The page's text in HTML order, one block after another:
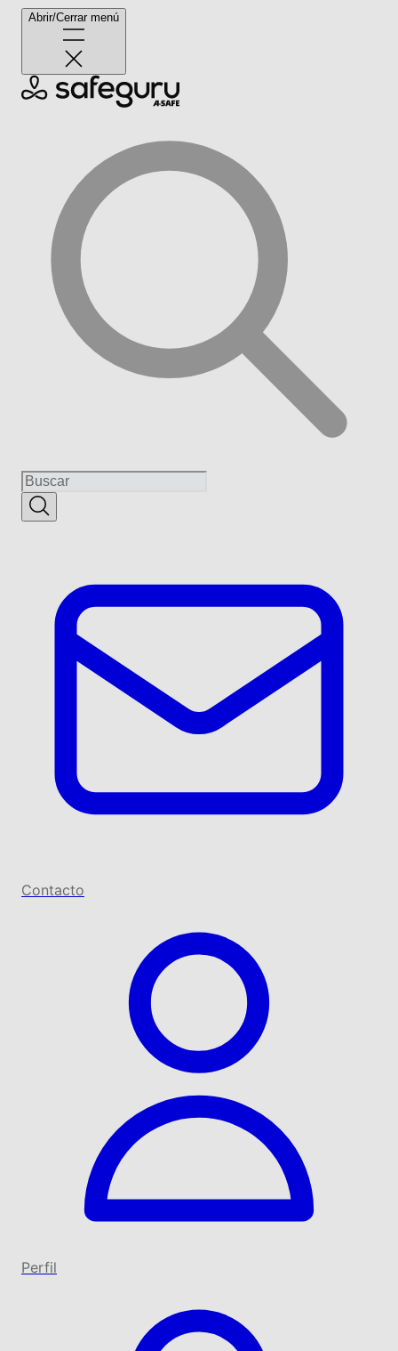
Abrir/Cerrar menú
Contacto
Perfil